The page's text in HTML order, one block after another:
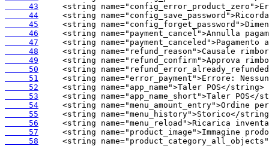
     43
     44
     45
     46
     47
     48
     49
     50
     51
     52
     53
     54
     55
     56
     57
     58